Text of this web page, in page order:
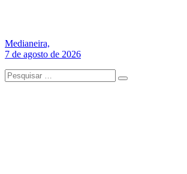
Medianeira,
7 de agosto de 2026